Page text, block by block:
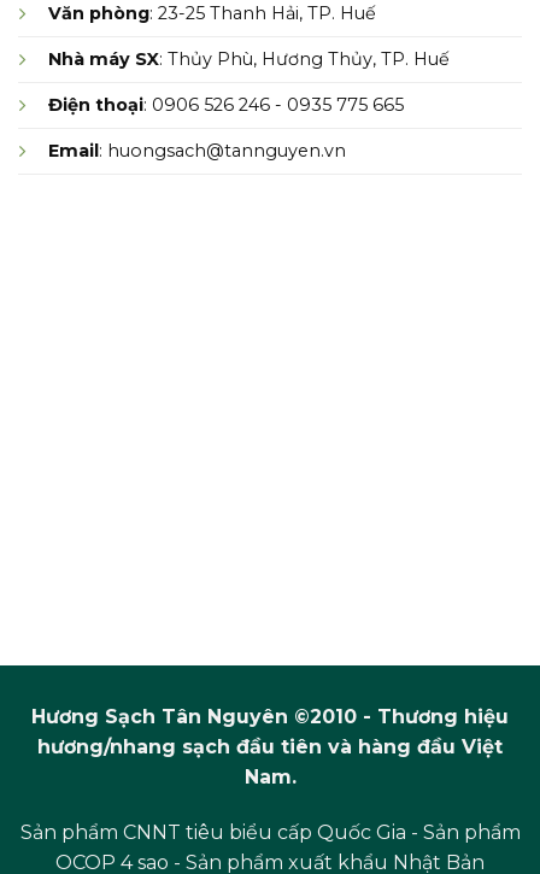
Văn phòng: 23-25 Thanh Hải, TP. Huế
Nhà máy SX: Thủy Phù, Hương Thủy, TP. Huế
Điện thoại: 0906 526 246 - 0935 775 665
Email: huongsach@tannguyen.vn
Hương Sạch Tân Nguyên ©2010 - Thương hiệu
hương/nhang sạch đầu tiên và hàng đầu Việt
Nam.
Sản phẩm CNNT tiêu biểu cấp Quốc Gia - Sản phẩm
OCOP 4 sao - Sản phẩm xuất khẩu Nhật Bản